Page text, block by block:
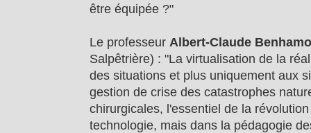
être équipée ?"
Le professeur Albert-Claude
Salpêtrière) : "La virtualisation de la
des situations et plus uniquement aux
gestion de crise des catastrophes
chirurgicales, l'essentiel de la
technologie, mais dans la pédagogie